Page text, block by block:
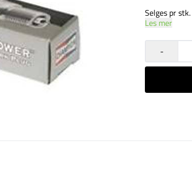
Les mer
-